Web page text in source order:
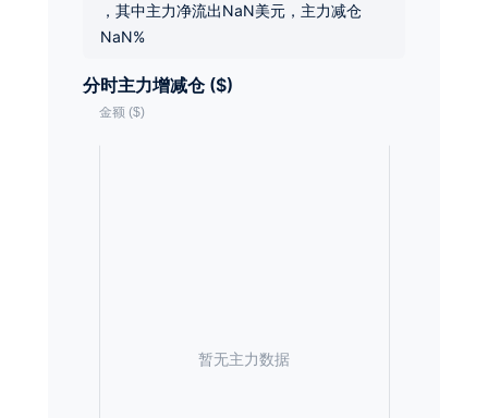
，其中主力净流出NaN美元，主力减仓
NaN%
分时主力增减仓 ($)
暂无主力数据